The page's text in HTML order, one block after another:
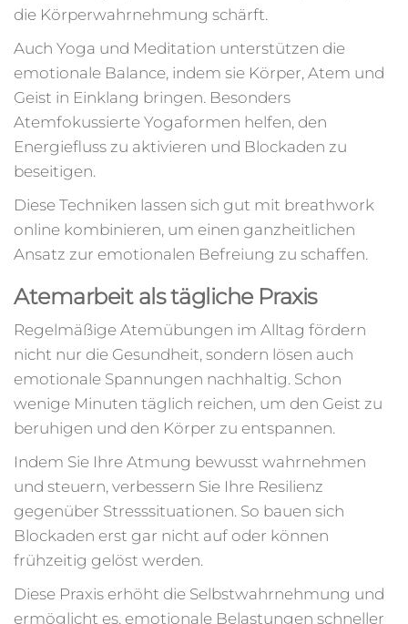
die Körperwahrnehmung schärft.
Auch Yoga und Meditation unterstützen die
emotionale Balance, indem sie Körper, Atem und
Geist in Einklang bringen. Besonders
Atemfokussierte Yogaformen helfen, den
Energiefluss zu aktivieren und Blockaden zu
beseitigen.
Diese Techniken lassen sich gut mit breathwork
online kombinieren, um einen ganzheitlichen
Ansatz zur emotionalen Befreiung zu schaffen.
Atemarbeit als tägliche Praxis
Regelmäßige Atemübungen im Alltag fördern
nicht nur die Gesundheit, sondern lösen auch
emotionale Spannungen nachhaltig. Schon
wenige Minuten täglich reichen, um den Geist zu
beruhigen und den Körper zu entspannen.
Indem Sie Ihre Atmung bewusst wahrnehmen
und steuern, verbessern Sie Ihre Resilienz
gegenüber Stresssituationen. So bauen sich
Blockaden erst gar nicht auf oder können
frühzeitig gelöst werden.
Diese Praxis erhöht die Selbstwahrnehmung und
ermöglicht es, emotionale Belastungen schneller